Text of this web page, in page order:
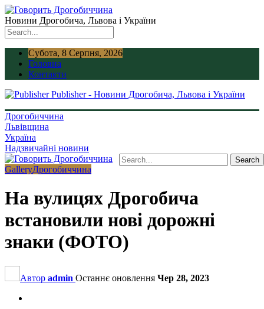
Новини Дрогобича, Львова і України
Субота, 8 Серпня, 2026
Головна
Контакти
Publisher - Новини Дрогобича, Львова і України
Дрогобиччина
Львівщина
Україна
Надзвичайні новини
GalleryДрогобиччина
На вулицях Дрогобича
встановили нові дорожні
знаки (ФОТО)
Автор admin Останнє оновлення Чер 28, 2023